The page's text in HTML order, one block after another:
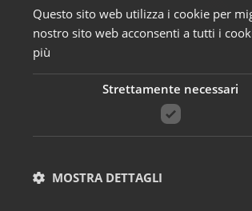
Questo sito web utilizza i cookie per
nostro sito web acconsenti a tutti i
più
Strettamente necessari
MOSTRA DETTAGLI